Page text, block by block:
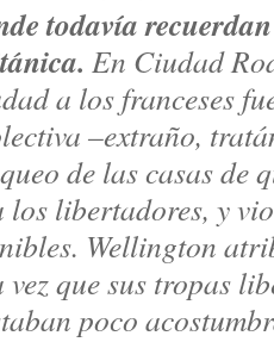
todavía
En Ciudad
a los franceses
–extraño,
de las casas de
los libertadores, y
Wellington
que sus tropas
poco